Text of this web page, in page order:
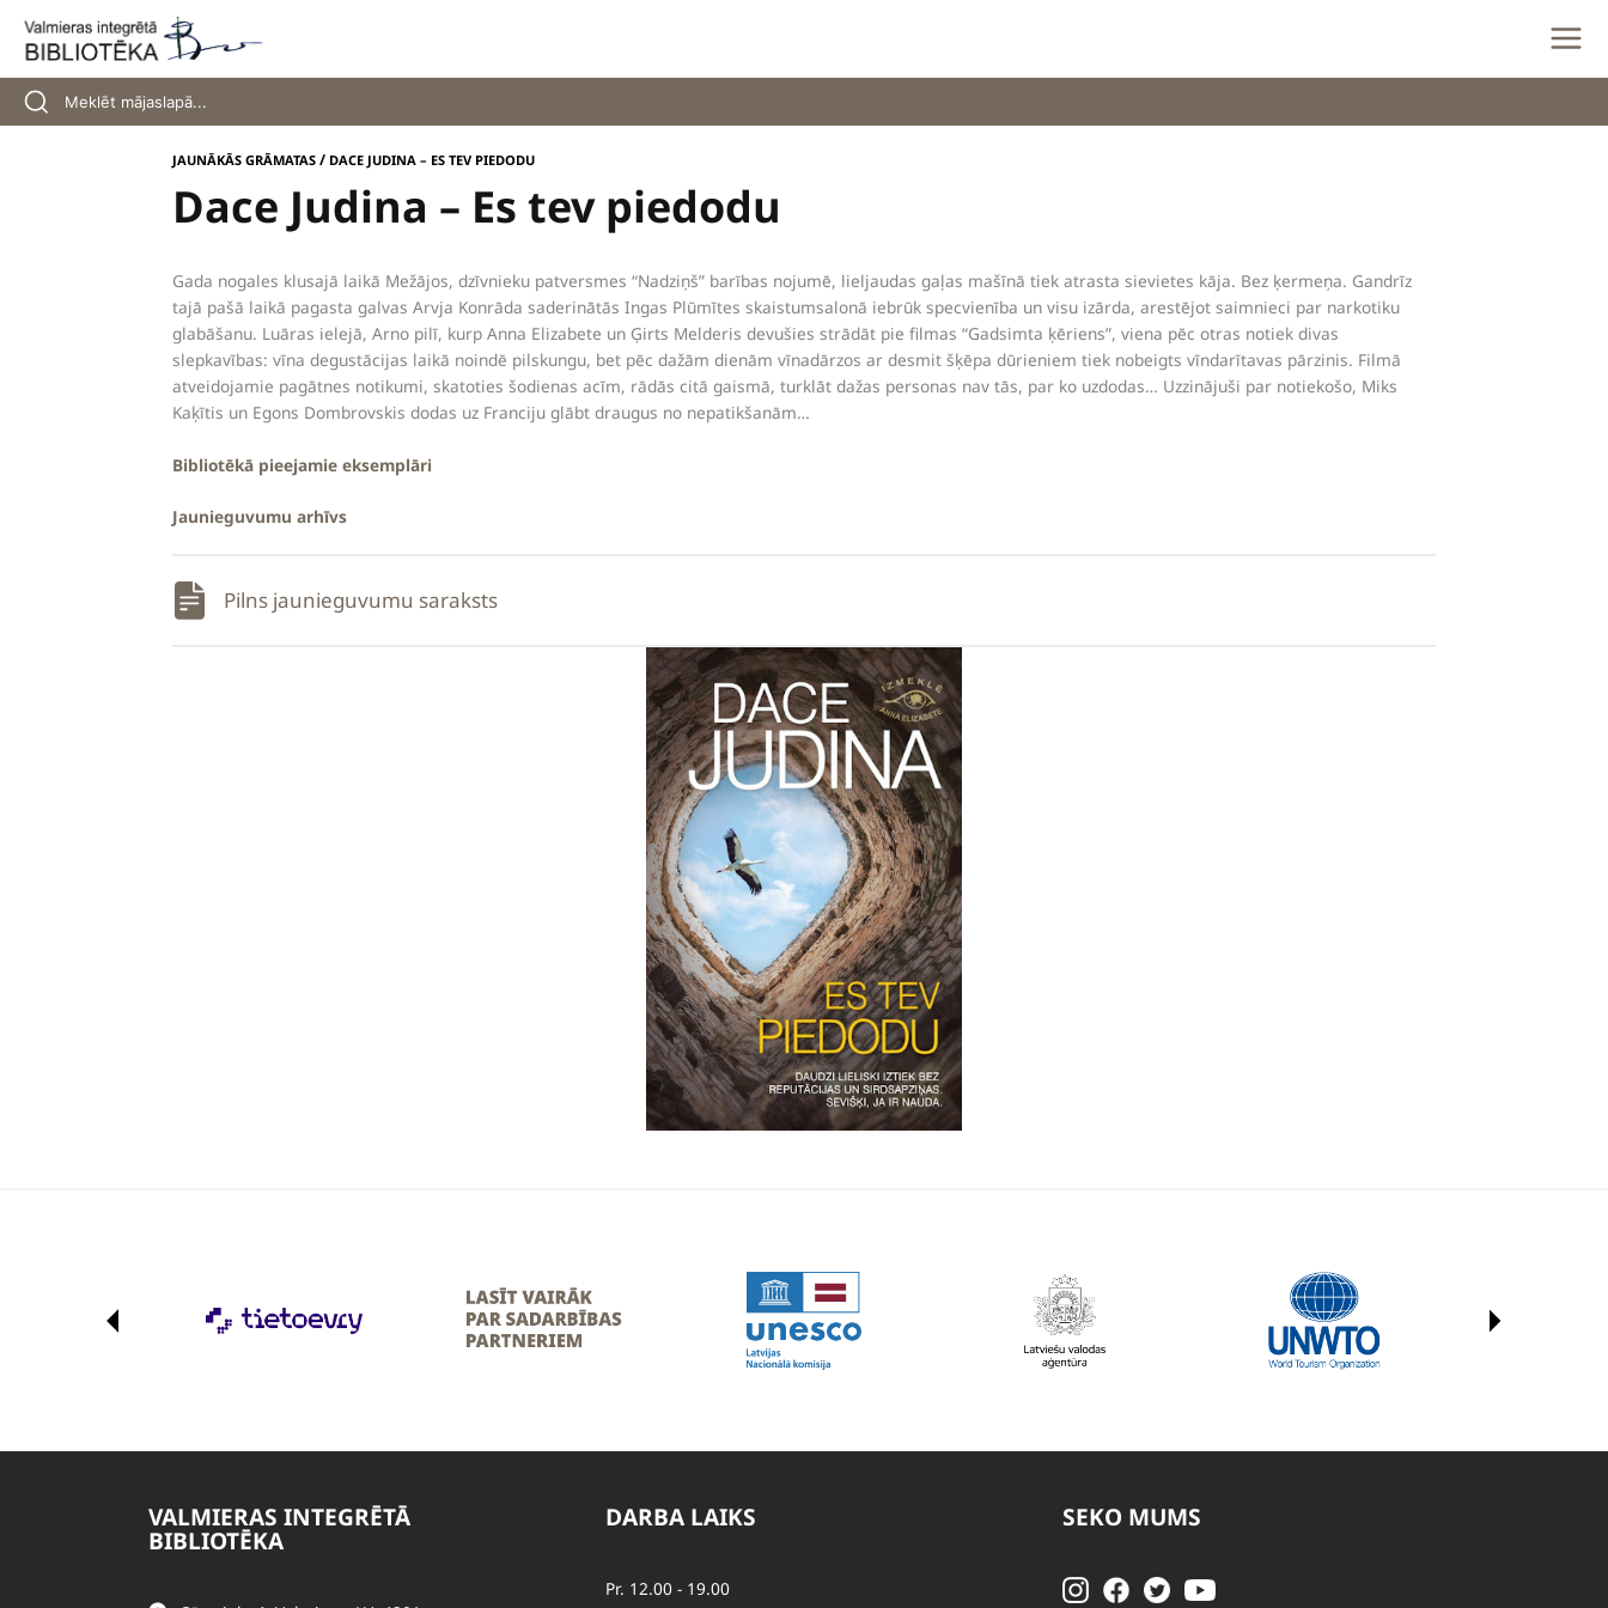
content
JAUNĀKĀS GRĀMATAS / DACE JUDINA – ES TEV PIEDODU
Dace Judina – Es tev piedodu
Gada nogales klusajā laikā Mežājos, dzīvnieku patversmes “Nadziņš” barības nojumē, lieljaudas gaļas mašīnā tiek atrasta sievietes kāja. Bez ķermeņa. Gandrīz
tajā pašā laikā pagasta galvas Arvja Konrāda saderinātās Ingas Plūmītes skaistumsalonā iebrūk specvienība un visu izārda, arestējot saimnieci par narkotiku
glabāšanu. Luāras ielejā, Arno pilī, kurp Anna Elizabete un Ģirts Melderis devušies strādāt pie filmas “Gadsimta ķēriens”, viena pēc otras notiek divas
slepkavības: vīna degustācijas laikā noindē pilskungu, bet pēc dažām dienām vīnadārzos ar desmit šķēpa dūrieniem tiek nobeigts vīndarītavas pārzinis. Filmā
atveidojamie pagātnes notikumi, skatoties šodienas acīm, rādās citā gaismā, turklāt dažas personas nav tās, par ko uzdodas… Uzzinājuši par notiekošo, Miks
Kaķītis un Egons Dombrovskis dodas uz Franciju glābt draugus no nepatikšanām…
Bibliotēkā pieejamie eksemplāri
Jaunieguvumu arhīvs
Pilns jaunieguvumu saraksts
VALMIERAS INTEGRĒTĀ
BIBLIOTĒKA
DARBA LAIKS
Pr. 12.00 - 19.00
SEKO MUMS